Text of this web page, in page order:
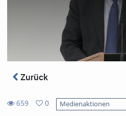
Zurück
659
0
Medienaktionen